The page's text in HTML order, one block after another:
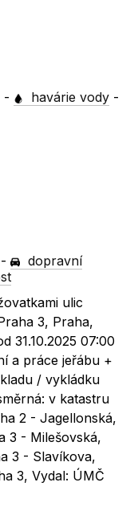
- havárie vody -
-
dopravní
ulic
3, Praha,
31.10.2025 07:00
a práce jeřábu +
/ vykládku
v katastru
2 - Jagellonská,
3 - Milešovská,
3 - Slavíkova,
3, Vydal: ÚMČ